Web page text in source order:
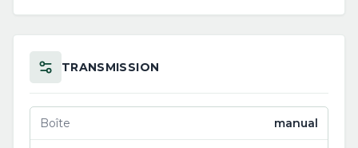
TRANSMISSION
Boîte manual